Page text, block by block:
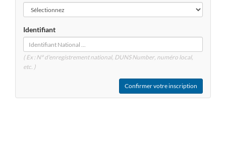
Identifiant
( Ex : N° d'enregistrement national, DUNSNumber, numéro local,
etc. )